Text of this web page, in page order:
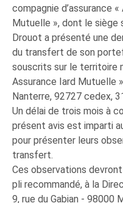
compagnie d’assurance
Mutuelle », dont le siège
Drouot a présenté une
du transfert de son
souscrits sur le territoire
Assurance Iard Mutuelle
Nanterre, 92727 cedex,
Un délai de trois mois à
présent avis est imparti
pour présenter leurs
transfert.
Ces observations
pli recommandé, à la
9, rue du Gabian - 98000